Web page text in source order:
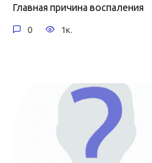
Главная причина воспаления
0 1к.